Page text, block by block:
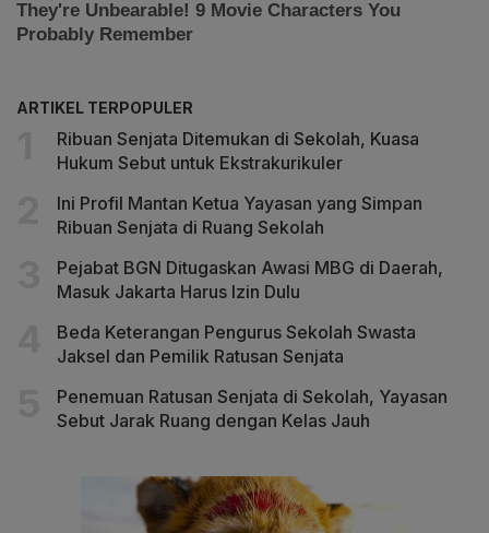
ARTIKEL TERPOPULER
Ribuan Senjata Ditemukan di Sekolah, Kuasa
Hukum Sebut untuk Ekstrakurikuler
Ini Profil Mantan Ketua Yayasan yang Simpan
Ribuan Senjata di Ruang Sekolah
Pejabat BGN Ditugaskan Awasi MBG di Daerah,
Masuk Jakarta Harus Izin Dulu
Beda Keterangan Pengurus Sekolah Swasta
Jaksel dan Pemilik Ratusan Senjata
Penemuan Ratusan Senjata di Sekolah, Yayasan
Sebut Jarak Ruang dengan Kelas Jauh